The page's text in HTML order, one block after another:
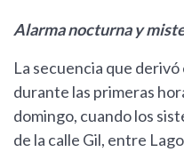
Alarma nocturna y
La secuencia que
durante las primeras
domingo, cuando los
de la calle Gil, entre